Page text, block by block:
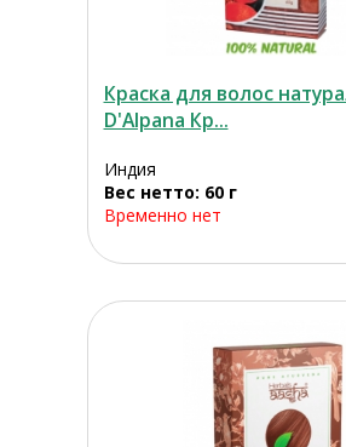
Краска для волос
D'Alpana Кр...
Индия
Вес нетто: 60 г
Временно нет